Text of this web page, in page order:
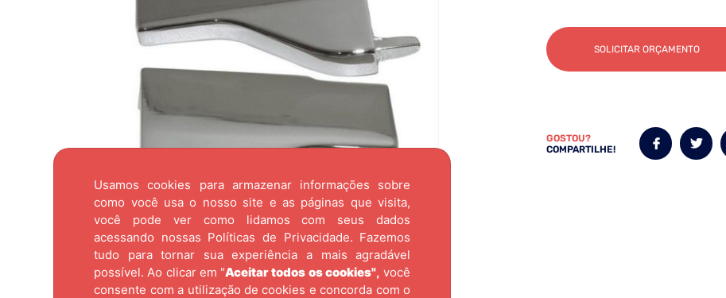
Usamos cookies para armazenar informações sobre
como você usa o nosso site e as páginas que visita,
você pode ver como lidamos com seus dados
acessando nossas Políticas de Privacidade. Fazemos
tudo para tornar sua experiência a mais agradável
possível. Ao clicar em "Aceitar todos os cookies", você
consente com a utilização de cookies e concorda com o
SOLICITAR ORÇAMENTO
GOSTOU?
COMPARTILHE!